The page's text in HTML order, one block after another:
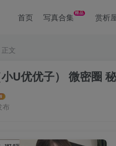
首页 写真合集 精品 赏析
正文
U优优子） 微密圈
布